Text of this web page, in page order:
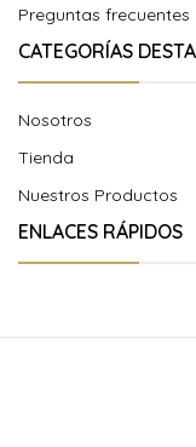
Preguntas frecuentes
CATEGORÍAS
Nosotros
Tienda
Nuestros Productos
ENLACES RÁPIDOS